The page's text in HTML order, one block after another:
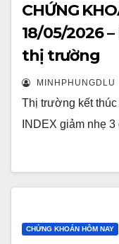
CHỨNG
18/05/2026
thị trường
MINHPHUNGDLU
Thị trường kết
INDEX giảm nhẹ
CHỨNG KHOÁN HÔM NAY